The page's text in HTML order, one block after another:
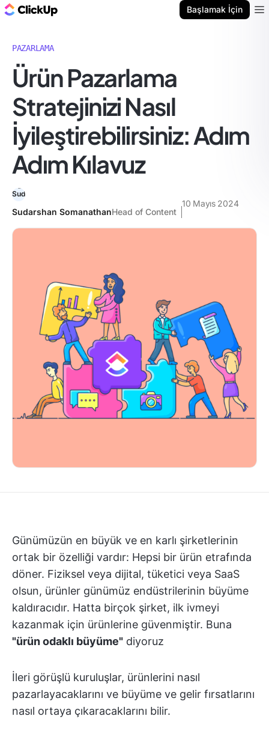
Başlamak İçin
PAZARLAMA
Ürün Pazarlama
Stratejinizi Nasıl
İyileştirebilirsiniz: Adım
Adım Kılavuz
Sudarshan SomanathanHead of Content
10 Mayıs 2024
Günümüzün en büyük ve en karlı şirketlerinin
ortak bir özelliği vardır: Hepsi bir ürün etrafında
döner. Fiziksel veya dijital, tüketici veya SaaS
olsun, ürünler günümüz endüstrilerinin büyüme
kaldıracıdır. Hatta birçok şirket, ilk ivmeyi
kazanmak için ürünlerine güvenmiştir. Buna
"ürün odaklı büyüme" diyoruz
İleri görüşlü kuruluşlar, ürünlerini nasıl
pazarlayacaklarını ve büyüme ve gelir fırsatlarını
nasıl ortaya çıkaracaklarını bilir.